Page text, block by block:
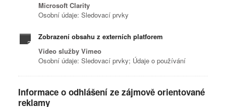
Microsoft Clarity
Osobní údaje: Sledovací prvky
Zobrazení obsahu z externích platforem
Video služby Vimeo
Osobní údaje: Sledovací prvky; Údaje o používání
Informace o odhlášení ze zájmově orientované
reklamy